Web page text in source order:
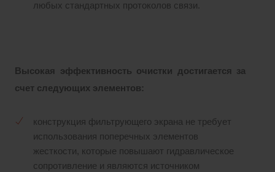
любых стандартных протоколов связи.
Высокая эффективность очистки достигается за
счет следующих элементов:
конструкция фильтрующего экрана не требует
использования поперечных элементов
жесткости, которые повышают гидравлическое
сопротивление и являются источником